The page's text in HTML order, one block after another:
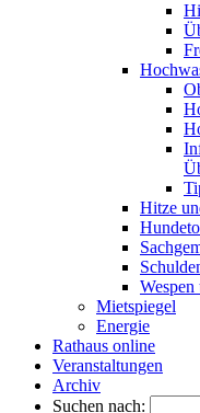
Hitze
Wespen
Mietspiegel
Energie
Rathaus online
Veranstaltungen
Archiv
Suchen nach: